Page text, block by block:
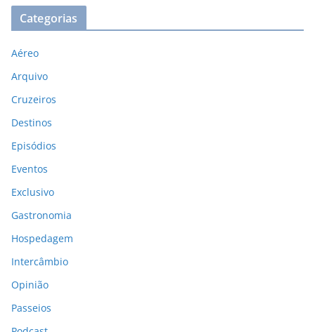
Categorias
Aéreo
Arquivo
Cruzeiros
Destinos
Episódios
Eventos
Exclusivo
Gastronomia
Hospedagem
Intercâmbio
Opinião
Passeios